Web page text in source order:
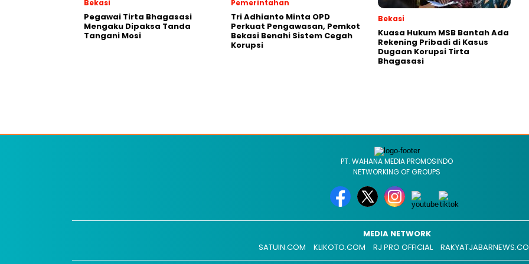
Bekasi
Pegawai Tirta Bhagasasi
Mengaku Dipaksa Tanda
Tangani Mosi
Pemerintahan
Tri Adhianto Minta OPD
Perkuat Pengawasan, Pemkot
Bekasi Benahi Sistem Cegah
Korupsi
Bekasi
Kuasa Hukum MSB Bantah Ada
Rekening Pribadi di Kasus
Dugaan Korupsi Tirta
Bhagasasi
PT. WAHANA MEDIA PROMOSINDO
NETWORKING OF GROUPS
MEDIA NETWORK
SATUIN.COM
KLIKOTO.COM RJ PRO OFFICIAL